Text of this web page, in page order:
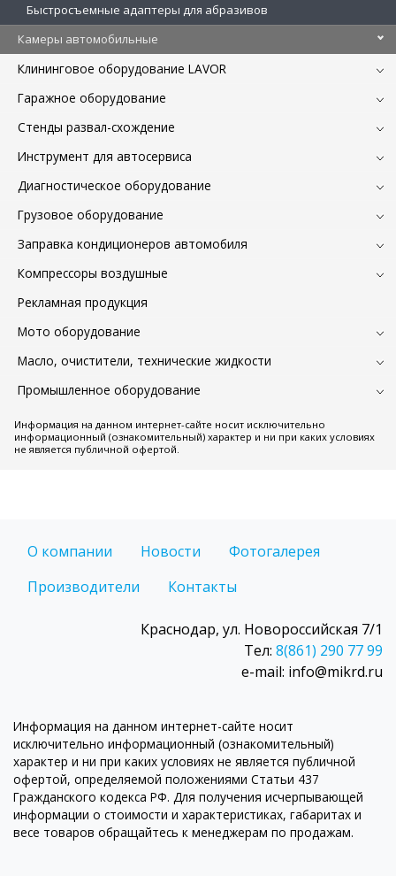
Быстросъемные адаптеры для абразивов
Камеры автомобильные
Клининговое оборудование LAVOR
Гаражное оборудование
Стенды развал-схождение
Инструмент для автосервиса
Диагностическое оборудование
Грузовое оборудование
Заправка кондиционеров автомобиля
Компрессоры воздушные
Рекламная продукция
Мото оборудование
Масло, очистители, технические жидкости
Промышленное оборудование
Информация на данном интернет-сайте носит исключительно
информационный (ознакомительный) характер и ни при каких условиях
не является публичной офертой.
О компании Новости
Фотогалерея
Производители
Контакты
Краснодар, ул. Новороссийская 7/1
Тел: 8(861) 290 77 99
e-mail: info@mikrd.ru
Информация на данном интернет-сайте носит
исключительно информационный (ознакомительный)
характер и ни при каких условиях не является публичной
офертой, определяемой положениями Статьи 437
Гражданского кодекса РФ. Для получения исчерпывающей
информации о стоимости и характеристиках, габаритах и
весе товаров обращайтесь к менеджерам по продажам.